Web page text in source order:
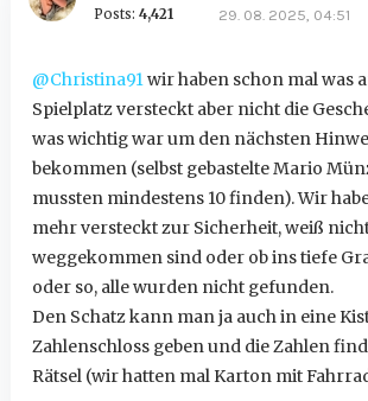
Posts: 4,421 29. 08. 2025, 04:51
@Christina91wir haben schon mal was
Spielplatz versteckt aber nicht die
was wichtig war um den nächsten
bekommen (selbst gebastelte Mario
mussten mindestens 10 finden). Wir
mehr versteckt zur Sicherheit, weiß
weggekommen sind oder ob ins tiefe
oder so, alle wurden nicht gefunden.
Den Schatz kann man ja auch in eine
Zahlenschloss geben und die Zahlen
Rätsel (wir hatten mal Karton mit